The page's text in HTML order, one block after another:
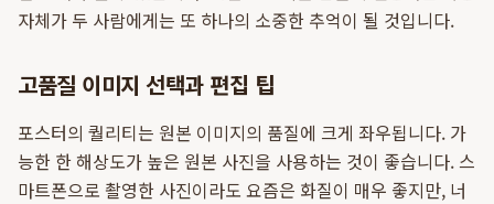
자체가 두 사람에게는 또 하나의 소중한 추억이 될 것입니다.
고품질 이미지 선택과 편집 팁
포스터의 퀄리티는 원본 이미지의 품질에 크게 좌우됩니다. 가
능한 한 해상도가 높은 원본 사진을 사용하는 것이 좋습니다. 스
마트폰으로 촬영한 사진이라도 요즘은 화질이 매우 좋지만, 너